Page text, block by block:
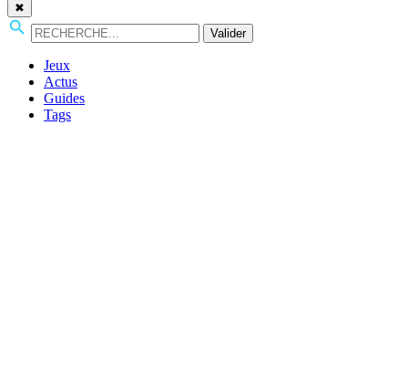
✖
Valider
Jeux
Actus
Guides
Tags